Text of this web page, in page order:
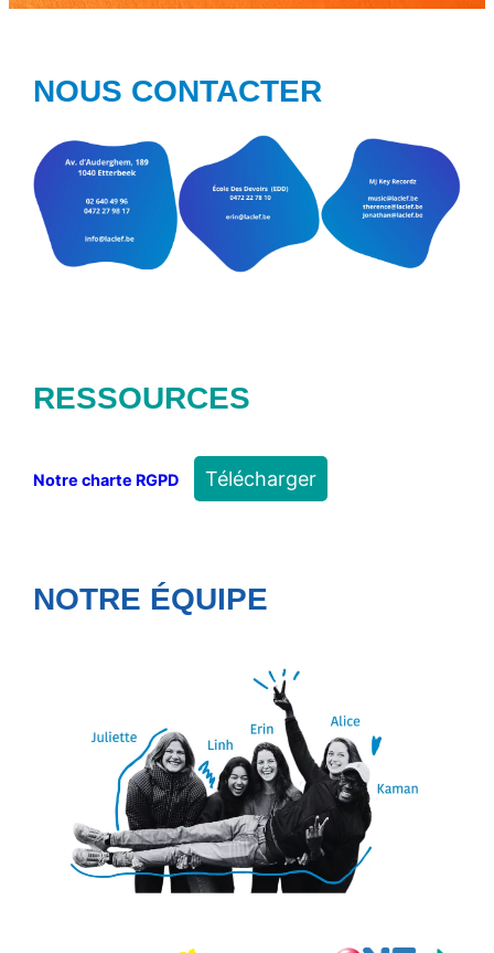
NOUS CONTACTER
RESSOURCES
Notre charte RGPD Télécharger
NOTRE ÉQUIPE